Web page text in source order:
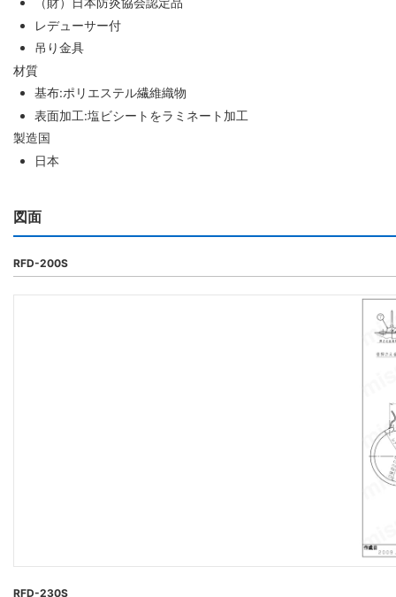
レデューサー付
吊り金具
材質
基布:ポリエステル繊維織物
表面加工:塩ビシートをラミネート加工
製造国
日本
図面
RFD-200S
RFD-230S